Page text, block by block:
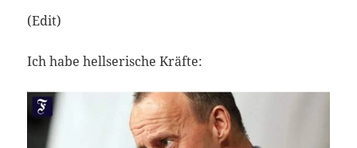
(Edit)
Ich habe hellserische Kräfte: